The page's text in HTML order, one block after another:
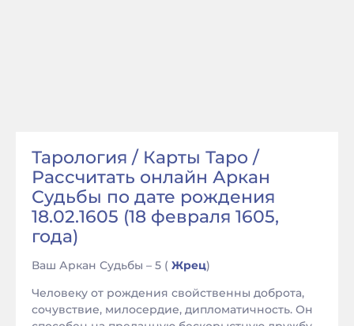
Тарология / Карты Таро /
Рассчитать онлайн Аркан
Судьбы по дате рождения
18.02.1605 (18 февраля 1605,
года)
Ваш Аркан Судьбы – 5 ( Жрец)
Человеку от рождения свойственны доброта,
сочувствие, милосердие, дипломатичность. Он